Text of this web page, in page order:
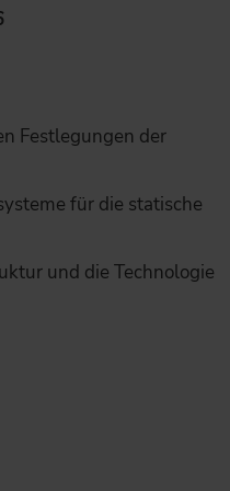
Festlegungen der
für die statische
und die Technologie